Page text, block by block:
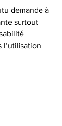
demande à
surtout
l’utilisation